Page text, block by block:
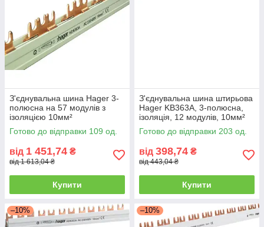
З'єднувальна шина Hager 3-
полюсна на 57 модулів з
ізоляцією 10мм²
Готово до відправки 109 од.
від 1 451,74 ₴
від 1 613,04 ₴
Купити
З'єднувальна шина штирьова
Hager KB363A, 3-полюсна,
ізоляція, 12 модулів, 10мм²
Готово до відправки 203 од.
від 398,74 ₴
від 443,04 ₴
Купити
–10% –10%